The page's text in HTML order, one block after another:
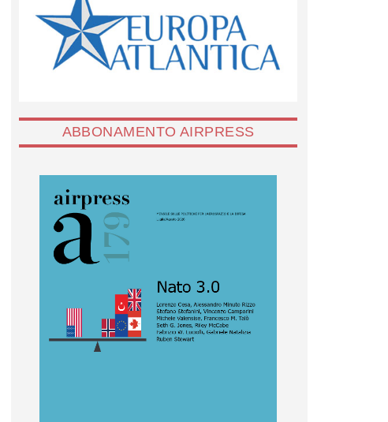
ABBONAMENTO AIRPRESS